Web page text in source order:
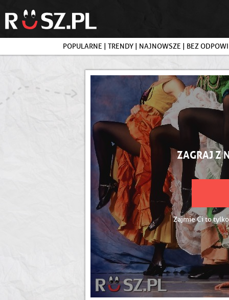
POPULARNE | TRENDY | NAJNOWSZE | BEZ
ZAGRAJ Z
Zajmie Ci to